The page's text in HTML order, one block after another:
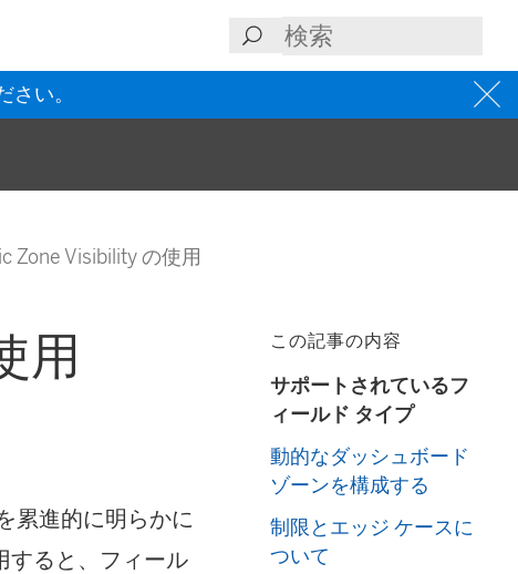
さい。
Zone Visibility の使用
用
累進的に明らかに
すると、フィール
この記事の内容
サポートされているフ
ィールド タイプ
動的なダッシュボード
ゾーンを構成する
制限とエッジ ケースに
ついて